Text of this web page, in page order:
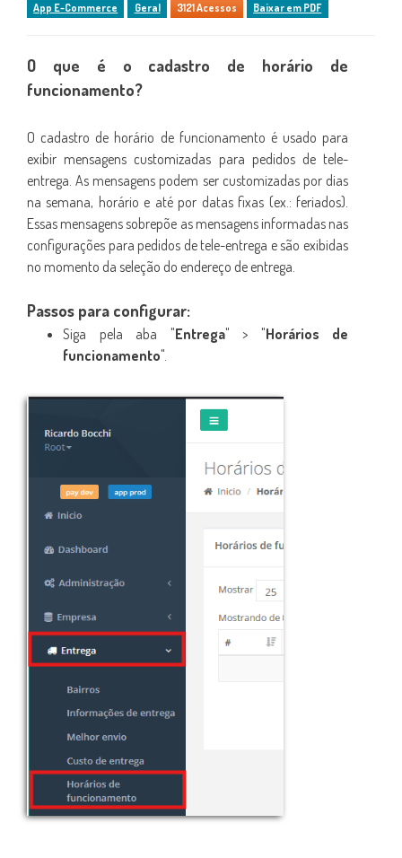
App E-Commerce Geral 3121 Acessos Baixar em PDF
O que é o cadastro de horário de
funcionamento?
O cadastro de horário de funcionamento é usado para
exibir mensagens customizadas para pedidos de tele-
entrega. As mensagens podem ser customizadas por dias
na semana, horário e até por datas fixas (ex.: feriados).
Essas mensagens sobrepõe as mensagens informadas nas
configurações para pedidos de tele-entrega e são exibidas
no momento da seleção do endereço de entrega.
Passos para configurar:
Siga pela aba "Entrega" > "Horários de
funcionamento".